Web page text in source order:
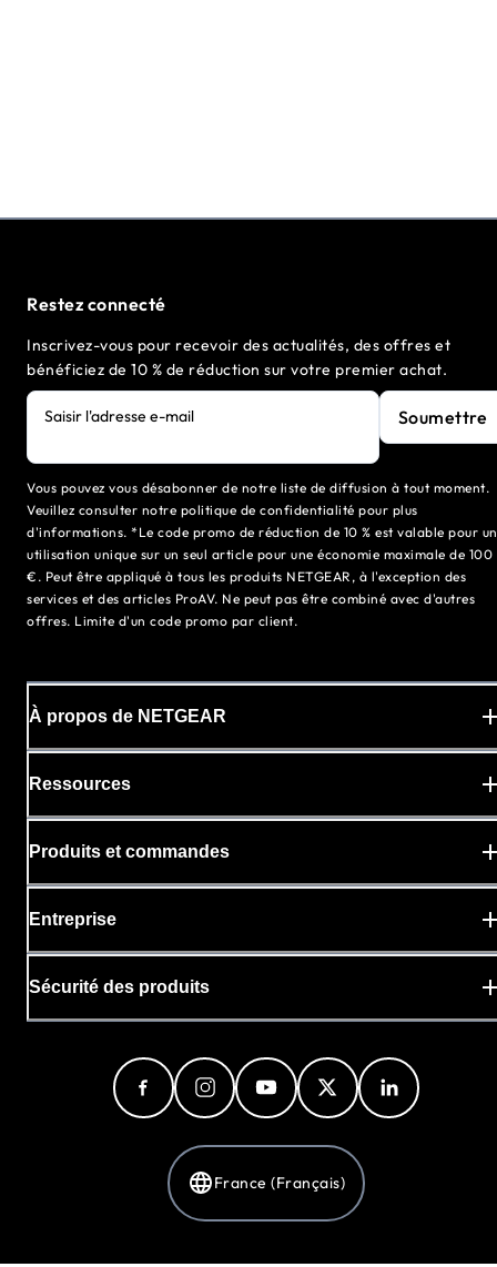
Restez connecté
Inscrivez-vous pour recevoir des actualités, des offres et
bénéficiez de 10 % de réduction sur votre premier achat.
Saisir l'adresse e-mail Soumettre
Vous pouvez vous désabonner de notre liste de diffusion à tout moment.
Veuillez consulter notre politique de confidentialité pour plus
d'informations. *Le code promo de réduction de 10 % est valable pour
utilisation unique sur un seul article pour une économie maximale de 100
€. Peut être appliqué à tous les produits NETGEAR, à l'exception des
services et des articles ProAV. Ne peut pas être combiné avec d'autres
offres. Limite d'un code promo par client.
À propos de NETGEAR
Ressources
Produits et commandes
Entreprise
Sécurité des produits
France (Français)